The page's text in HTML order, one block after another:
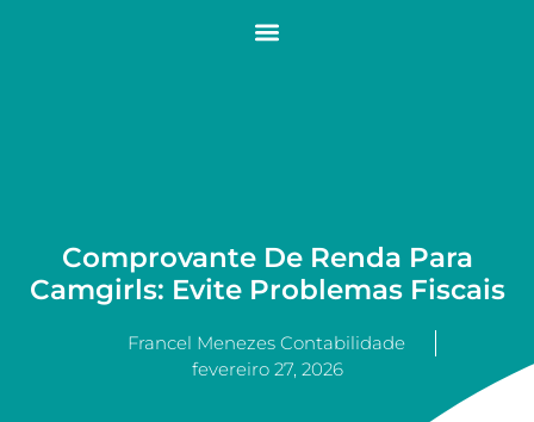
Comprovante De Renda Para
Camgirls: Evite Problemas Fiscais
Francel Menezes Contabilidade
fevereiro 27, 2026